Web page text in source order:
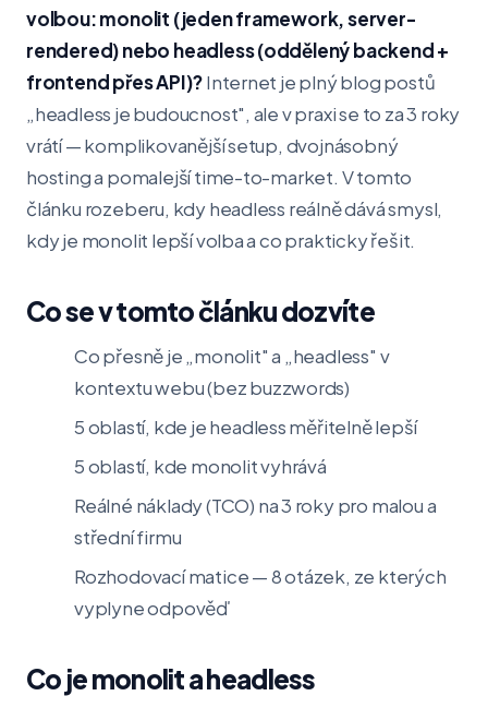
volbou: monolit (jeden framework, server-
rendered) nebo headless (oddělený backend +
frontend přes API)?Internet je plný blog postů
„headless je budoucnost", ale v praxi se to za 3 roky
vrátí — komplikovanější setup, dvojnásobný
hosting a pomalejší time-to-market. V tomto
článku rozeberu, kdy headless reálně dává smysl,
kdy je monolit lepší volba a co prakticky řešit.
Co se v tomto článku dozvíte
Co přesně je „monolit" a „headless" v
kontextu webu (bez buzzwords)
5 oblastí, kde je headless měřitelně lepší
5 oblastí, kde monolit vyhrává
Reálné náklady (TCO) na 3 roky pro malou a
střední firmu
Rozhodovací matice — 8 otázek, ze kterých
vyplyne odpověď
Co je monolit a headless